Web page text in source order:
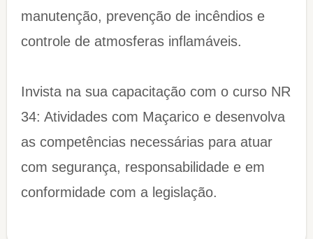
manutenção, prevenção de incêndios e
controle de atmosferas inflamáveis.
Invista na sua capacitação com o curso NR
34: Atividades com Maçarico e desenvolva
as competências necessárias para atuar
com segurança, responsabilidade e em
conformidade com a legislação.